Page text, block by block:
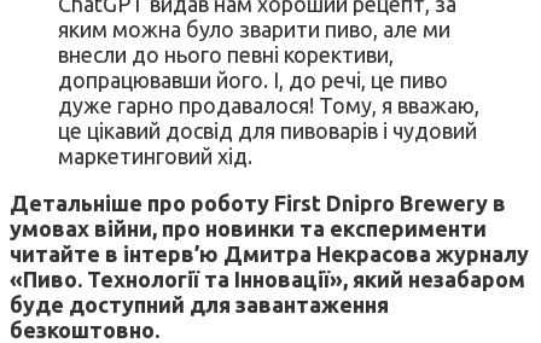
яким можна було зварити пиво, але ми
внесли до нього певні корективи,
допрацювавши його. І, до речі, це пиво
дуже гарно продавалося! Тому, я вважаю,
це цікавий досвід для пивоварів і чудовий
маркетинговий хід.
Детальніше про роботу First Dnipro Brewery в
умовах війни, про новинки та експерименти
читайте в інтерв’ю Дмитра Некрасова журналу
«Пиво. Технології та Інновації», який незабаром
буде доступний для завантаження
безкоштовно.